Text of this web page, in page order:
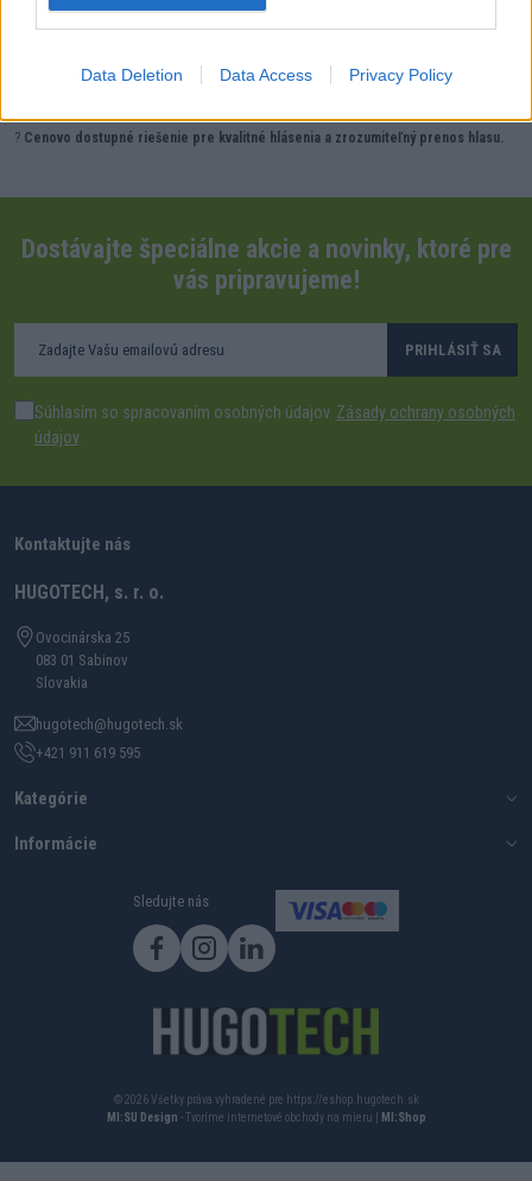
Data Deletion Data Access Privacy Policy
Frekvenčný rozsah: 50 Hz – 16 kHz
? Cenovo dostupné riešenie pre kvalitné hlásenia a zrozumiteľný prenos hlasu.
Dostávajte špeciálne akcie a novinky, ktoré pre
vás pripravujeme!
Súhlasím so spracovaním osobných údajov. Zásady ochrany osobných
údajov.
PRIHLÁSIŤ SA
Sledujte nás
Kontaktujte nás
HUGOTECH, s. r. o.
Ovocinárska 25
083 01 Sabinov
Slovakia
hugotech@hugotech.sk
+421 911 619 595
Kategórie
Informácie
© 2026 Všetky práva vyhradené pre https://eshop.hugotech.sk
MI:SU Design - Tvoríme internetové obchody na mieru | MI:Shop